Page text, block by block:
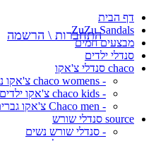
דף הבית
ZuZu Sandals
מבצעים חמים
סנדלי ילדים
chaco סנדלי צ'אקו
- chaco womens צ'אקו נשים
- chaco kids צ'אקו ילדים 👧 👦
- Chaco men צ'אקו גברים
source סנדלי שורש
- סנדלי שורש נשים
התחברות \ הרשמה